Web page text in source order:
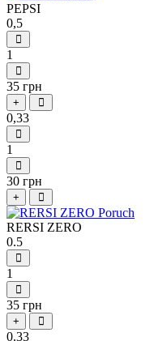
PEPSI
0,5
1
35 грн
+
0,33
1
30 грн
+
RERSI ZERO
0.5
1
35 грн
+
0.33